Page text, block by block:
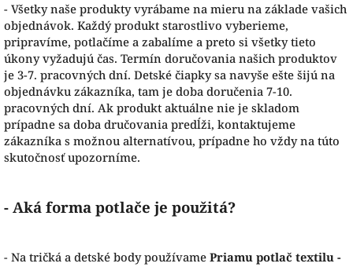
- Všetky naše produkty vyrábame na mieru na základe vašich
objednávok. Každý produkt starostlivo vyberieme,
pripravíme, potlačíme a zabalíme a preto si všetky tieto
úkony vyžadujú čas. Termín doručovania našich produktov
je 3-7. pracovných dní. Detské čiapky sa navyše ešte šijú na
objednávku zákazníka, tam je doba doručenia 7-10.
pracovných dní. Ak produkt aktuálne nie je skladom
prípadne sa doba dručovania predĺži, kontaktujeme
zákazníka s možnou alternatívou, prípadne ho vždy na túto
skutočnosť upozorníme.
- Aká forma potlače je použitá?
- Na tričká a detské body používame Priamu potlač textilu -